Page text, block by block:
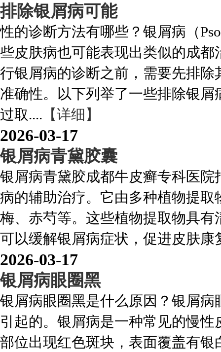
排除银屑病可能
性的诊断方法有哪些？银屑病（
些皮肤病也可能表现出类似的成
行银屑病的诊断之前，需要先排
准确性。以下列举了一些排除银
过取.... 【详细】
2026-03-17
银屑病青黛胶囊
银屑病青黛胶成都牛皮癣专科医
病的辅助治疗。它由多种植物提
梅、赤芍等。这些植物提取物具
可以缓解银屑病症状，促进皮肤康
2026-03-17
银屑病眼圈黑
银屑病眼圈黑是什么原因？银屑
引起的。银屑病是一种常见的慢
部位出现红色斑块，表面覆盖有